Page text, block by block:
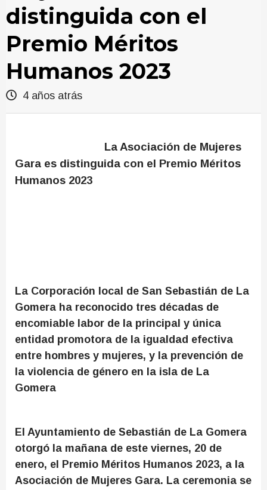
distinguida con el
Premio Méritos
Humanos 2023
4 años atrás
La Asociación de Mujeres
Gara es distinguida con el Premio Méritos
Humanos 2023
La Corporación local de San Sebastián de La
Gomera ha reconocido tres décadas de
encomiable labor de la principal y única
entidad promotora de la igualdad efectiva
entre hombres y mujeres, y la prevención de
la violencia de género en la isla de La
Gomera
El Ayuntamiento de Sebastián de La Gomera
otorgó la mañana de este viernes, 20 de
enero, el Premio Méritos Humanos 2023, a la
Asociación de Mujeres Gara. La ceremonia se